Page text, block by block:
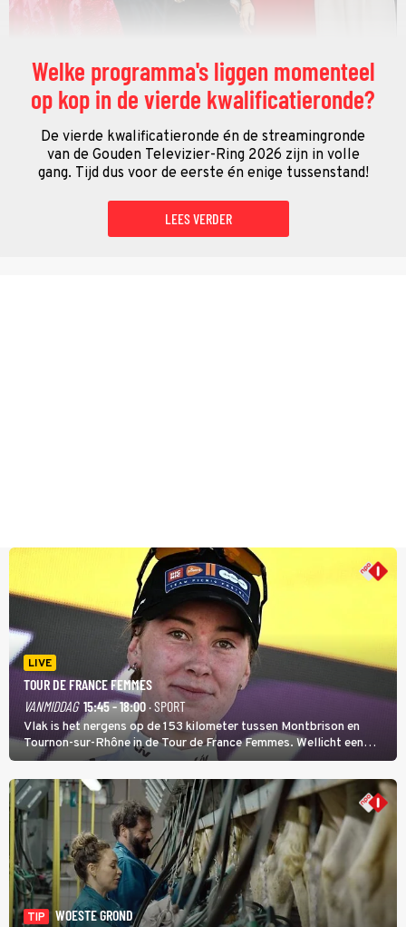
Welke programma's liggen momenteel
op kop in de vierde kwalificatieronde?
De vierde kwalificatieronde én de streamingronde
van de Gouden Televizier-Ring 2026 zijn in volle
gang. Tijd dus voor de eerste én enige tussenstand!
LEES VERDER
LIVE
TOUR DE FRANCE FEMMES
VANMIDDAG 15:45 - 18:00· SPORT
Vlak is het nergens op de 153 kilometer tussen Montbrison en
Tournon-sur-Rhône in de Tour de France Femmes. Wellicht een
kans voor Nienke Vinke, die vorig jaar de witte trui won.
TIP
WOESTE GROND